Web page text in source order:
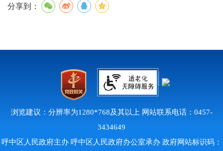
分享到：
浏览建议：分辨率为1280*768及其以上 网站联系电话：0457-
3434649
呼中区人民政府主办 呼中区人民政府办公室承办 政府网站标识码：